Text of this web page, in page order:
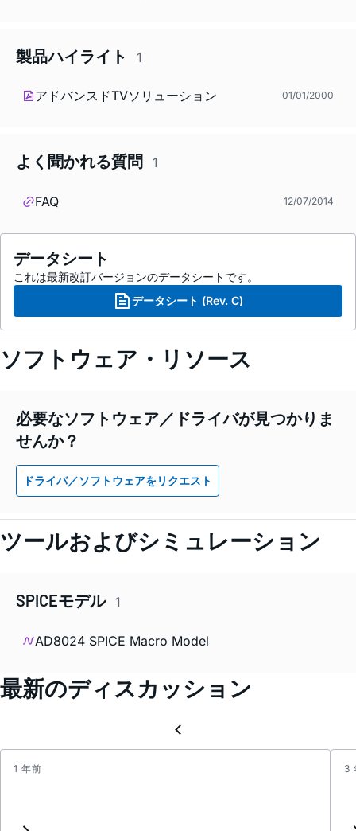
製品ハイライト 1
アドバンスドTVソリューション 01/01/2000
よく聞かれる質問 1
FAQ 12/07/2014
データシート
これは最新改訂バージョンのデータシートです。
データシート (Rev. C)
ソフトウェア・リソース
必要なソフトウェア／ドライバが見つかりま
せんか？
ドライバ／ソフトウェアをリクエスト
ツールおよびシミュレーション
SPICEモデル 1
AD8024 SPICE Macro Model
最新のディスカッション
1 年前 3